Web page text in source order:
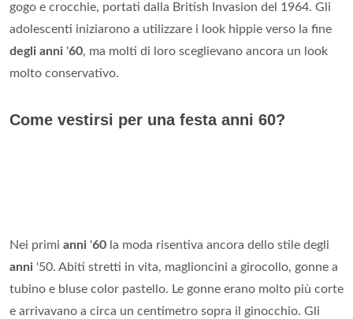
gogo e crocchie, portati dalla British Invasion del 1964. Gli
adolescenti iniziarono a utilizzare i look hippie verso la fine
degli anni '60, ma molti di loro sceglievano ancora un look
molto conservativo.
Come vestirsi per una festa anni 60?
Nei primi anni '60 la moda risentiva ancora dello stile degli
anni '50. Abiti stretti in vita, maglioncini a girocollo, gonne a
tubino e bluse color pastello. Le gonne erano molto più corte
e arrivavano a circa un centimetro sopra il ginocchio. Gli